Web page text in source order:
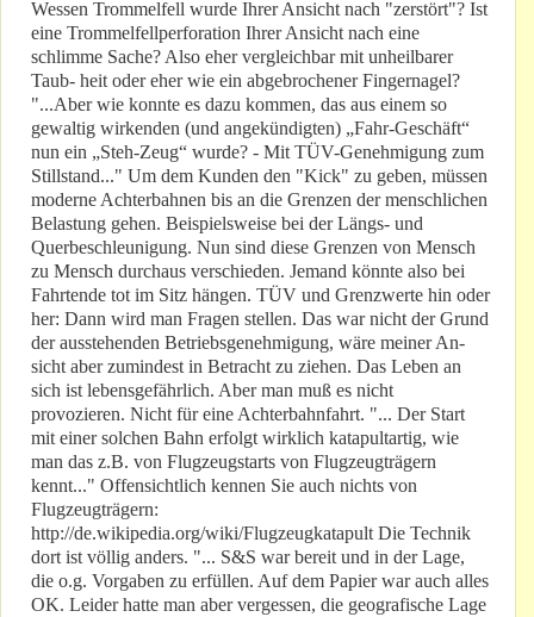
Wessen Trommelfell wurde Ihrer Ansicht nach "zerstört"? Ist
eine Trommelfellperforation Ihrer Ansicht nach eine
schlimme Sache? Also eher vergleichbar mit unheilbarer
Taub- heit oder eher wie ein abgebrochener Fingernagel?
"...Aber wie konnte es dazu kommen, das aus einem so
gewaltig wirkenden (und angekündigten) „Fahr-Geschäft“
nun ein „Steh-Zeug“ wurde? - Mit TÜV-Genehmigung zum
Stillstand..." Um dem Kunden den "Kick" zu geben, müssen
moderne Achterbahnen bis an die Grenzen der menschlichen
Belastung gehen. Beispielsweise bei der Längs- und
Querbeschleunigung. Nun sind diese Grenzen von Mensch
zu Mensch durchaus verschieden. Jemand könnte also bei
Fahrtende tot im Sitz hängen. TÜV und Grenzwerte hin oder
her: Dann wird man Fragen stellen. Das war nicht der Grund
der ausstehenden Betriebsgenehmigung, wäre meiner An-
sicht aber zumindest in Betracht zu ziehen. Das Leben an
sich ist lebensgefährlich. Aber man muß es nicht
provozieren. Nicht für eine Achterbahnfahrt. "... Der Start
mit einer solchen Bahn erfolgt wirklich katapultartig, wie
man das z.B. von Flugzeugstarts von Flugzeugträgern
kennt..." Offensichtlich kennen Sie auch nichts von
Flugzeugträgern:
http://de.wikipedia.org/wiki/Flugzeugkatapult Die Technik
dort ist völlig anders. "... S&S war bereit und in der Lage,
die o.g. Vorgaben zu erfüllen. Auf dem Papier war auch alles
OK. Leider hatte man aber vergessen, die geografische Lage